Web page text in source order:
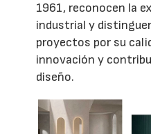
1961, reconocen la
industrial y
proyectos por su
innovación y
diseño.